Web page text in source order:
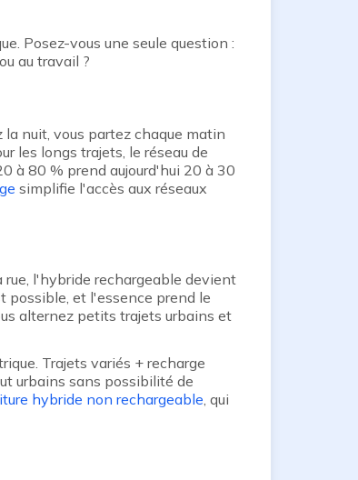
Posez-vous une seule question :
au travail ?
la nuit, vous partez chaque matin
les longs trajets, le réseau de
à 80 % prend aujourd'hui 20 à 30
simplifie l'accès aux réseaux
l'hybride rechargeable devient
possible, et l'essence prend le
alternez petits trajets urbains et
Trajets variés + recharge
urbains sans possibilité de
hybride non rechargeable, qui